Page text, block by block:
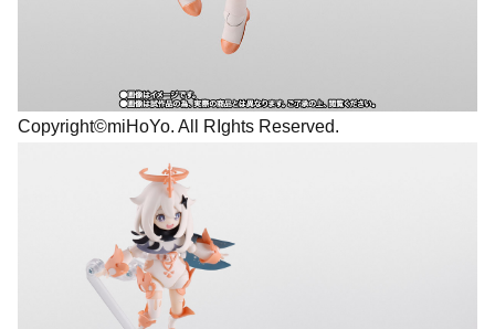
Copyright©miHoYo. All RIghts Reserved.